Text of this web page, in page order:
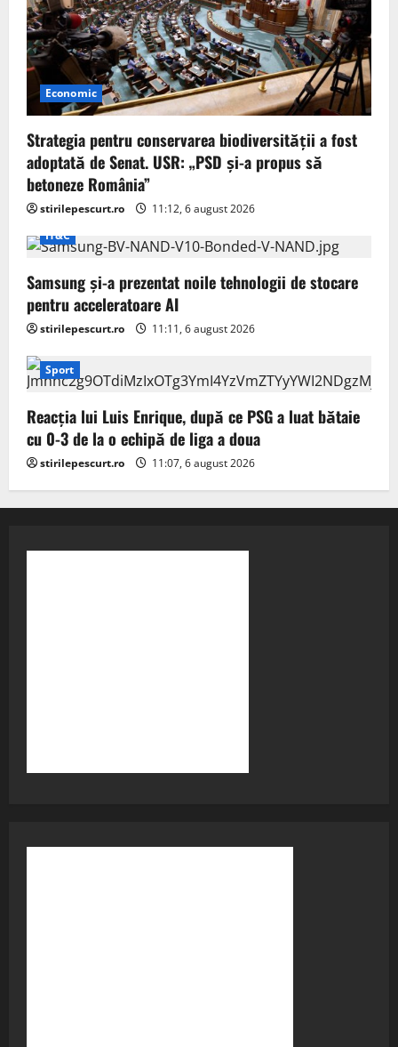
Economic
Strategia pentru conservarea biodiversității a fost
adoptată de Senat. USR: „PSD și-a propus să
betoneze România”
stirilepescurt.ro
11:12, 6 august 2026
IT&C
Samsung și-a prezentat noile tehnologii de stocare
pentru acceleratoare AI
stirilepescurt.ro 11:11, 6 august 2026
Sport
Reacția lui Luis Enrique, după ce PSG a luat bătaie
cu 0-3 de la o echipă de liga a doua
stirilepescurt.ro 11:07, 6 august 2026